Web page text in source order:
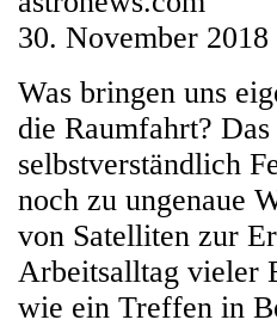
30. November 2018
Was bringen uns
die Raumfahrt?
selbstverständlich
noch zu ungenaue
von Satelliten zur
Arbeitsalltag vieler
wie ein Treffen in